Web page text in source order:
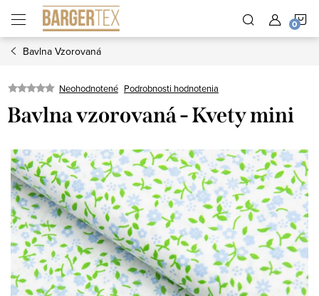
obsah
Bavlna Vzorovaná
Neohodnotené Podrobnosti hodnotenia
Bavlna vzorovaná - Kvety mini